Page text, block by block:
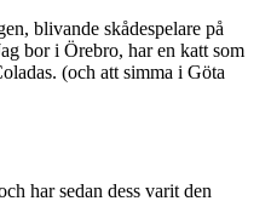
blivande skådespelare på
bor i Örebro, har en katt som
(och att simma i Göta
har sedan dess varit den